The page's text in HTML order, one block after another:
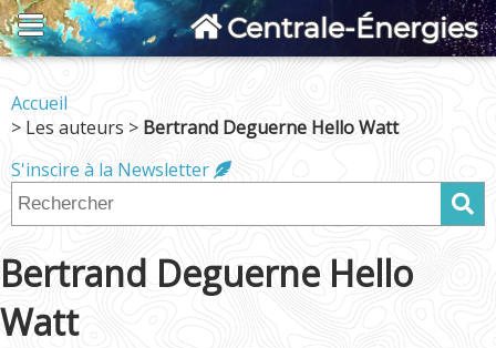
Centrale-Énergies
Accueil
> Les auteurs > Bertrand Deguerne Hello Watt
S'inscire à la Newsletter
Bertrand Deguerne Hello
Watt